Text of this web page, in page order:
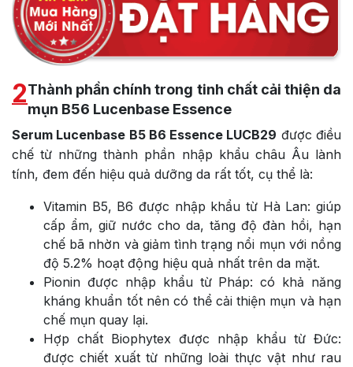
2Thành phần chính trong tinh chất cải thiện da
mụn B56 Lucenbase Essence
Serum Lucenbase B5 B6 Essence LUCB29 được điều
chế từ những thành phần nhập khẩu châu Âu lành
tính, đem đến hiệu quả dưỡng da rất tốt, cụ thể là:
Vitamin B5, B6 được nhập khẩu từ Hà Lan: giúp
cấp ẩm, giữ nước cho da, tăng độ đàn hồi, hạn
chế bã nhờn và giảm tình trạng nổi mụn với nồng
độ 5.2% hoạt động hiệu quả nhất trên da mặt.
Pionin được nhập khẩu từ Pháp: có khả năng
kháng khuẩn tốt nên có thể cải thiện mụn và hạn
chế mụn quay lại.
Hợp chất Biophytex được nhập khẩu từ Đức:
được chiết xuất từ những loài thực vật như rau